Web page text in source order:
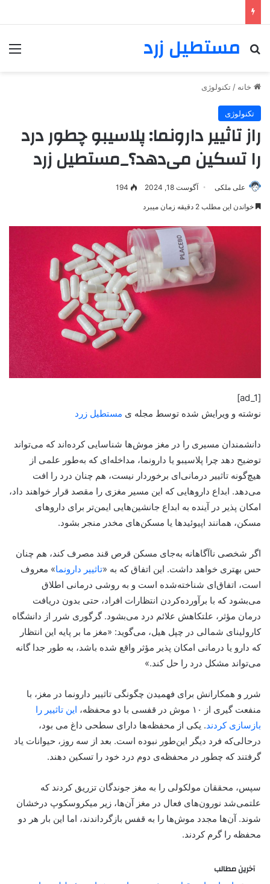
مستطیل زرد
خانه / تکنولوژی
تکنولوژی
راز تاثییر دارونما‌: پلاسیبو چطور درد
را تسکین می‌دهد؟_مستطیل زرد
علی ملکی آگوست 18, 2024 194
خواندن این مطلب 2 دقیقه زمان میبرد
[ad_1]
نوشته و ویرایش شده توسط مجله ی مستطیل زرد
دانشمندان مسیری را در مغز موش‌ها شناسایی کرده‌اند که می‌تواند
توضیح دهد چرا پلاسیبو یا دارونما، مداخله‌ای که به‌طور علمی از
هیچ‌گونه تاثییر درمانی‌ای برخوردار نیست، هم چنان درد را افت
می‌دهد. ابداع داروهایی که این مسیر مغزی را مقصد قرار خواهند داد،
امکان پذیر در آینده به ابداع جانشین‌هایی ایمن‌تر برای داروهای
مسکن، همانند اپیوئیدها یا مسکن‌های مخدر منجر بشود.
اگر شخصی ناآگاهانه به‌جای مسکن قرص قند مصرف کند، هم چنان
حس بهتری خواهد داشت. این اتفاق که به «تاثییر دارونما» معروف
است، اتفاق‌ای شناخته‌شده است و به روشی درمانی اطلاق
می‌بشود که با برآورده‌کردن انتظارات افراد، حتی بدون دریافت
درمان مؤثر، علتکاهش علائم درد می‌بشود. گرگوری شرر از دانشگاه
کارولینای شمالی در چپل هیل، می‌گوید: «مغز ما بر پایه این انتظار
که دارو یا درمانی امکان پذیر مؤثر واقع شده باشد، به طور جدا گانه
می‌تواند مشکل درد را حل کند.»
شرر و همکارانش برای فهمیدن چگونگی تاثییر دارونما در مغز، با
منفعت گیری از ۱۰ موش در قفسی با دو محفظه،
این تاثییر را
بازسازی کردند. یکی از محفظه‌ها دارای سطحی داغ می بود،
درحالی‌که فرد دیگر این‌طور نبوده است. بعد از سه روز، حیوانات یاد
گرفتند که چطور در محفظه‌ی دوم درد خود را تسکین دهند.
سپس، محققان مولکولی را به مغز جوندگان تزریق کردند که
علتمی‌شد نورون‌های فعال در مغز آن‌ها، زیر میکروسکوپ درخشان
شوند. آن‌ها مجدد موش‌ها را به قفس بازگرداندند، اما این بار هر دو
محفظه را گرم کردند.
آخرین مطالب